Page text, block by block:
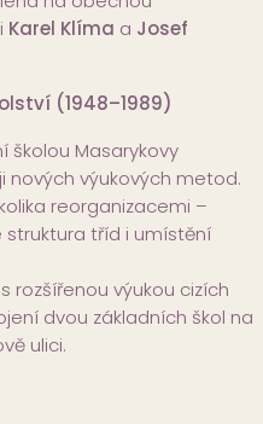
Karel Klíma a Josef
(1948–1989)
školou Masarykovy
nových výukových metod.
reorganizacemi –
struktura tříd i umístění
rozšířenou výukou cizích
dvou základních škol na
ulici.